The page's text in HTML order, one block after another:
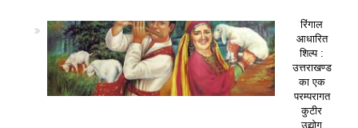
रिंगाल
आधारित
शिल्प :
उत्तराखण्ड
का एक
परम्परागत
कुटीर
उद्योग